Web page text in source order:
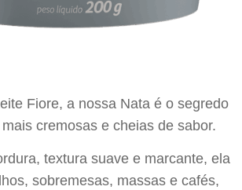
Fiore, a nossa Nata é o segredo
cremosas e cheias de sabor.
textura suave e marcante, ela
sobremesas, massas e cafés,